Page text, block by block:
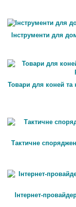
Інструменти для
Товари для коней та
Тактичне
Інтернет-